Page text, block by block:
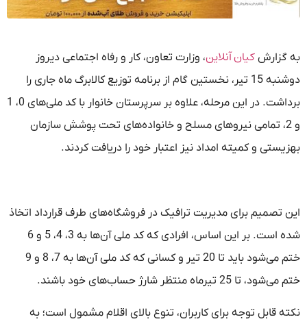
به گزارش کیان آنلاین، وزارت تعاون، کار و رفاه اجتماعی دیروز
دوشنبه 15 تیر، نخستین گام از برنامه توزیع کالابرگ ماه جاری را
برداشت. در این مرحله، علاوه بر سرپرستان خانوار با کد ملی‌های 0، 1
و 2، تمامی نیروهای مسلح و خانواده‌های تحت پوشش سازمان
بهزیستی و کمیته امداد نیز اعتبار خود را دریافت کردند.
این تصمیم برای مدیریت ترافیک در فروشگاه‌های طرف قرارداد اتخاذ
شده است. بر این اساس، افرادی که کد ملی آن‌ها به 3، 4، 5 و 6
ختم می‌شود باید تا 20 تیر و کسانی که کد ملی آن‌ها به 7، 8 و 9
ختم می‌شود، تا 25 تیرماه منتظر شارژ حساب‌های خود باشند.
نکته قابل توجه برای کاربران، تنوع بالای اقلام مشمول است؛ به